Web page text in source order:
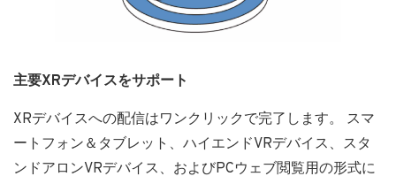
主要XRデバイスをサポート
XRデバイスへの配信はワンクリックで完了します。 スマ
ートフォン＆タブレット、ハイエンドVRデバイス、スタ
ンドアロンVRデバイス、およびPCウェブ閲覧用の形式に